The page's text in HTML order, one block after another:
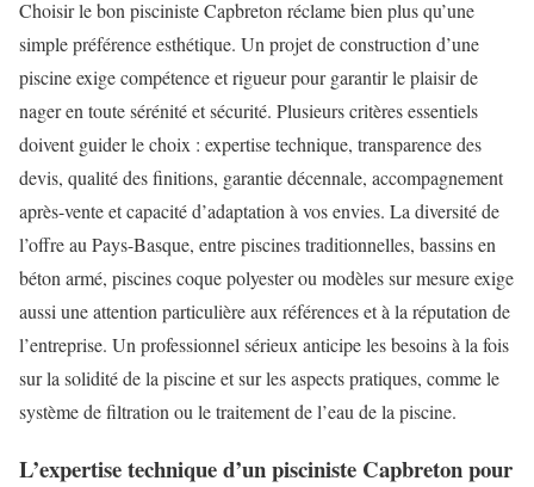
Choisir le bon pisciniste Capbreton réclame bien plus qu’une
simple préférence esthétique. Un projet de construction d’une
piscine exige compétence et rigueur pour garantir le plaisir de
nager en toute sérénité et sécurité. Plusieurs critères essentiels
doivent guider le choix : expertise technique, transparence des
devis, qualité des finitions, garantie décennale, accompagnement
après-vente et capacité d’adaptation à vos envies. La diversité de
l’offre au Pays-Basque, entre piscines traditionnelles, bassins en
béton armé, piscines coque polyester ou modèles sur mesure exige
aussi une attention particulière aux références et à la réputation de
l’entreprise. Un professionnel sérieux anticipe les besoins à la fois
sur la solidité de la piscine et sur les aspects pratiques, comme le
système de filtration ou le traitement de l’eau de la piscine.
L’expertise technique d’un pisciniste Capbreton pour